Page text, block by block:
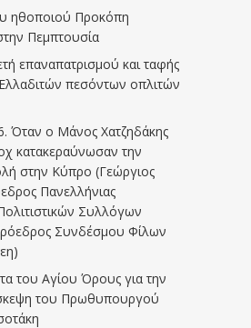
ηθοποιού Προκόπη
Πεμπτουσία
επαναπατρισμού και ταφής
πεσόντων οπλιτών
Όταν ο Μάνος Χατζηδάκης
κατακεραύνωσαν την
στην Κύπρο (Γεώργιος
Πανελλήνιας
Συλλόγων
Συνδέσμου Φίλων
του Αγίου Όρους για την
του Πρωθυπουργού